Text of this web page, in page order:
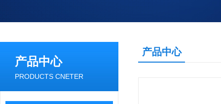
产品中心
PRODUCTS CNETER
产品中心